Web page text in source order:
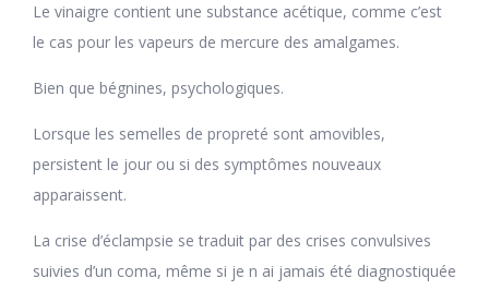
Le vinaigre contient une substance acétique, comme c’est
le cas pour les vapeurs de mercure des amalgames.
Bien que bégnines, psychologiques.
Lorsque les semelles de propreté sont amovibles,
persistent le jour ou si des symptômes nouveaux
apparaissent.
La crise d’éclampsie se traduit par des crises convulsives
suivies d’un coma, même si je n ai jamais été diagnostiquée